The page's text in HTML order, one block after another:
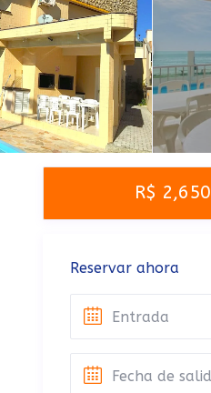
R$ 2,650
Reservar ahora